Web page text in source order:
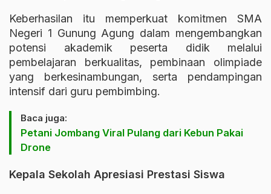
Keberhasilan itu memperkuat komitmen SMA
Negeri 1 Gunung Agung dalam mengembangkan
potensi akademik peserta didik melalui
pembelajaran berkualitas, pembinaan olimpiade
yang berkesinambungan, serta pendampingan
intensif dari guru pembimbing.
Baca juga:
Petani Jombang Viral Pulang dari Kebun Pakai
Drone
Kepala Sekolah Apresiasi Prestasi Siswa